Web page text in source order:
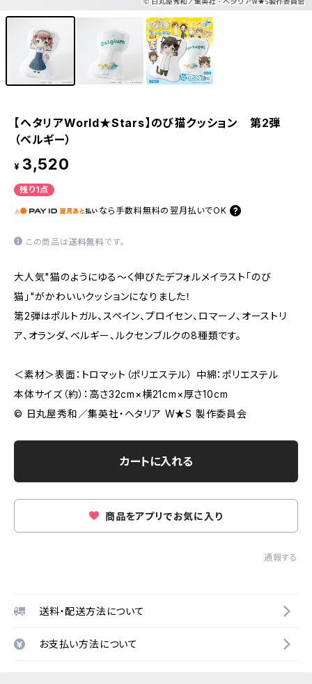
【ヘタリアWorld★Stars】のび猫クッション 第2弾
（ベルギー）
¥ 3,520
残り1点
なら 手数料無料の 翌月払いでOK
この商品は送料無料です。
大人気"猫のようにゆる〜く伸びたデフォルメイラスト「のび
猫」"がかわいいクッションになりました！
第2弾はポルトガル、スペイン、プロイセン、ロマーノ、オーストリ
ア、オランダ、ベルギー、ルクセンブルクの8種類です。
＜素材＞表面：トロマット（ポリエステル） 中綿：ポリエステル
本体サイズ（約）：高さ32cm×横21cm×厚さ10cm
© 日丸屋秀和／集英社・ヘタリア W★S 製作委員会
カートに入れる
商品をアプリでお気に入り
通報する
送料・配送方法について
お支払い方法について